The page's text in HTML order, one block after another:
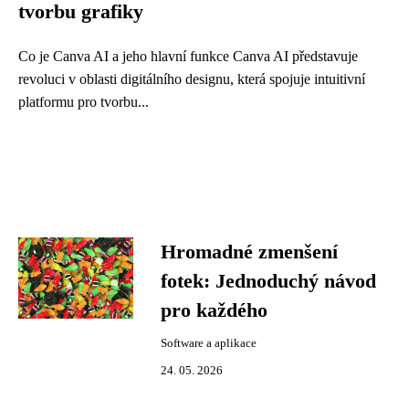
tvorbu grafiky
Co je Canva AI a jeho hlavní funkce Canva AI představuje
revoluci v oblasti digitálního designu, která spojuje intuitivní
platformu pro tvorbu...
Hromadné zmenšení
fotek: Jednoduchý návod
pro každého
Software a aplikace
24. 05. 2026